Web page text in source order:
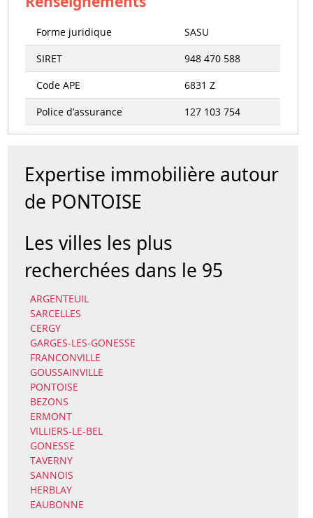
Forme juridique
SASU
SIRET
948 470 588
Code APE
6831 Z
Police d’assurance
127 103 754
Expertise immobilière autour
de PONTOISE
Les villes les plus
recherchées dans le 95
ARGENTEUIL
SARCELLES
CERGY
GARGES-LES-GONESSE
FRANCONVILLE
GOUSSAINVILLE
PONTOISE
BEZONS
ERMONT
VILLIERS-LE-BEL
GONESSE
TAVERNY
SANNOIS
HERBLAY
EAUBONNE